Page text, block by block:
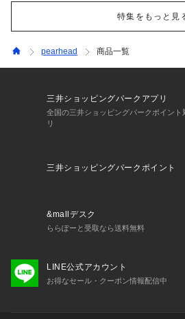
特集をもっと見
pearhead 商品一覧
三井ショッピングパークアプリ
全国の三井ショッピングパークポイン
リ
三井ショッピングパークポイント
&mallデスク
ららぽーと受取なら送料無料
LINE公式アカウント
お得なセール・クーポン情報配信中